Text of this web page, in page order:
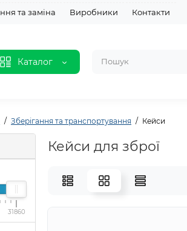
та заміна Виробники Контакти
Каталог
Зберігання та транспортування Кейси
31860
Кейси для зброї